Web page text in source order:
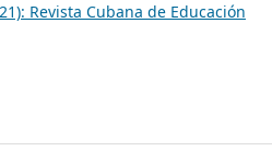
Revista Cubana de Educación